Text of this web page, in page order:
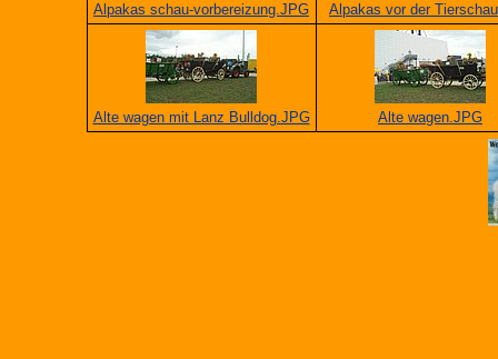
Alpakas schau-vorbereizung.JPG Alpakas vor der
Alte wagen mit Lanz Bulldog.JPG Alte wagen.JPG